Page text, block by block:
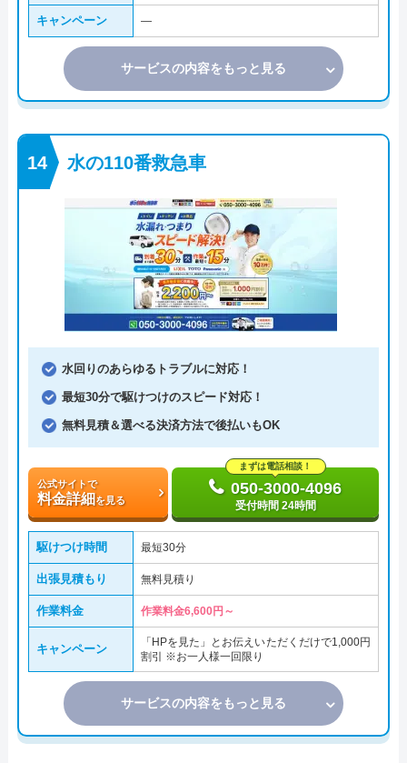
キャンペーン ―
サービスの内容をもっと見る
水の110番救急車
水回りのあらゆるトラブルに対応！
最短30分で駆けつけのスピード対応！
無料見積＆選べる決済方法で後払いもOK
公式サイトで
料金詳細を見る
まずは電話相談！
050-3000-4096
受付時間 24時間
駆けつけ時間 最短30分
出張見積もり 無料見積り
作業料金 作業料金6,600円～
キャンペーン
「HPを見た」とお伝えいただくだけで1,000円
割引 ※お一人様一回限り
サービスの内容をもっと見る